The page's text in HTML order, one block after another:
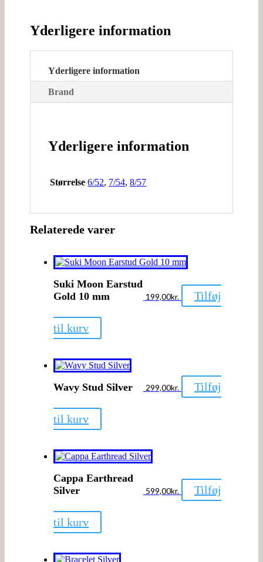
Yderligere information
Yderligere information
Brand
Yderligere information
Størrelse 6/52, 7/54,8/57
Relaterede varer
Suki Moon Earstud
Gold 10 mm
199,00kr. Tilføj
til kurv
Wavy Stud Silver 299,00kr. Tilføj
til kurv
Cappa Earthread
Silver
599,00kr. Tilføj
til kurv